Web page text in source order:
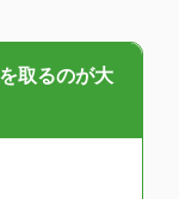
取るのが大